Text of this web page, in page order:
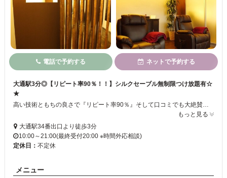
電話で予約する ネットで予約する
大通駅3分◎【リピート率90％！！】シルクセーブル無制限つけ放題有☆
★
高い技術ともちの良さで『リピート率90％』そして口コミでも大絶賛のマツエクサロン！こだわりのシルクセーブルを使用したつけ放題メニューが大人気。理想の目元をお伺いし、オーダーメイドのデザインに仕上げます。自まつ毛への負担が最小限なのも人気の秘訣。大通駅より徒歩3分、夜21時まで営業していますのでお仕事帰りにもどうぞ！
もっと見る
大通駅34番出口より徒歩3分
10:00～21:00(最終受付20:00 ※時間外応相談)
定休日： 不定休
メニュー